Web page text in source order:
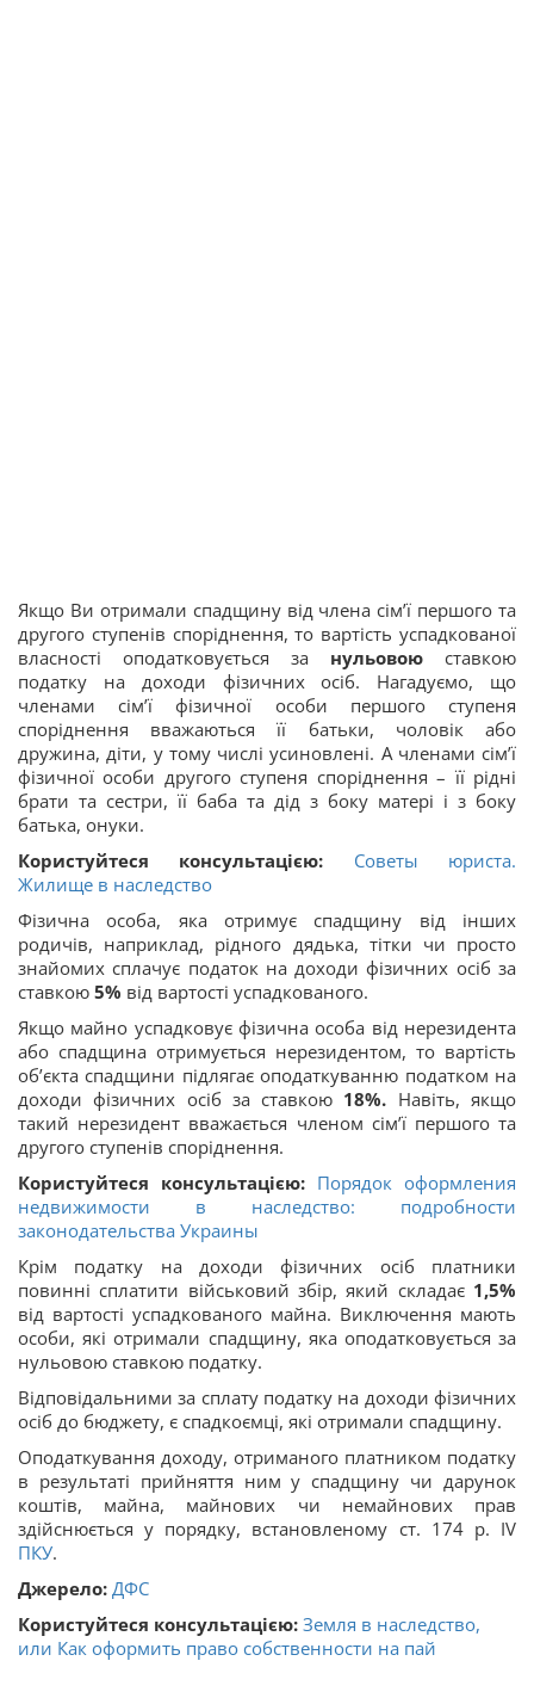
Якщо Ви отримали спадщину від члена сім’ї першого та
другого ступенів споріднення, то вартість успадкованої
власності оподатковується за нульовою ставкою
податку на доходи фізичних осіб. Нагадуємо, що
членами сім’ї фізичної особи першого ступеня
споріднення вважаються її батьки, чоловік або
дружина, діти, у тому числі усиновлені. А членами сім’ї
фізичної особи другого ступеня споріднення – її рідні
брати та сестри, її баба та дід з боку матері і з боку
батька, онуки.
Користуйтеся консультацією:
Советы юриста.
Жилище в наследство
Фізична особа, яка отримує спадщину від інших
родичів, наприклад, рідного дядька, тітки чи просто
знайомих сплачує податок на доходи фізичних осіб за
ставкою 5% від вартості успадкованого.
Якщо майно успадковує фізична особа від нерезидента
або спадщина отримується нерезидентом, то вартість
об’єкта спадщини підлягає оподаткуванню податком на
доходи фізичних осіб за ставкою 18%. Навіть, якщо
такий нерезидент вважається членом сім’ї першого та
другого ступенів споріднення.
Користуйтеся консультацією: Порядок оформления
недвижимости в наследство: подробности
законодательства Украины
Крім податку на доходи фізичних осіб платники
повинні сплатити військовий збір, який складає 1,5%
від вартості успадкованого майна. Виключення мають
особи, які отримали спадщину, яка оподатковується за
нульовою ставкою податку.
Відповідальними за сплату податку на доходи фізичних
осіб до бюджету, є спадкоємці, які отримали спадщину.
Оподаткування доходу, отриманого платником податку
в результаті прийняття ним у спадщину чи дарунок
коштів, майна, майнових чи немайнових прав
здійснюється у порядку, встановленому ст. 174 р. IV
ПКУ.
Джерело: ДФС
Користуйтеся консультацією: Земля в наследство,
или Как оформить право собственности на пай